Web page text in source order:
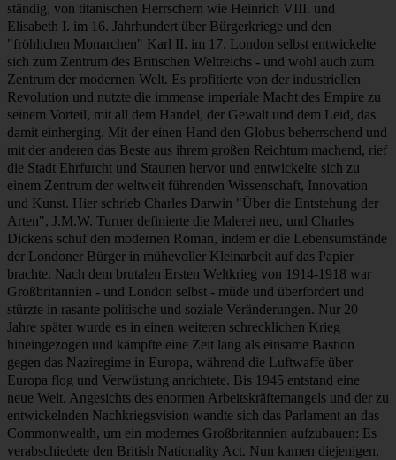
ständig, von titanischen Herrschern wie Heinrich VIII. und
Elisabeth I. im 16. Jahrhundert über Bürgerkriege und den
"fröhlichen Monarchen" Karl II. im 17. London selbst entwickelte
sich zum Zentrum des Britischen Weltreichs - und wohl auch zum
Zentrum der modernen Welt. Es profitierte von der industriellen
Revolution und nutzte die immense imperiale Macht des Empire zu
seinem Vorteil, mit all dem Handel, der Gewalt und dem Leid, das
damit einherging. Mit der einen Hand den Globus beherrschend und
mit der anderen das Beste aus ihrem großen Reichtum machend, rief
die Stadt Ehrfurcht und Staunen hervor und entwickelte sich zu
einem Zentrum der weltweit führenden Wissenschaft, Innovation
und Kunst. Hier schrieb Charles Darwin "Über die Entstehung der
Arten", J.M.W. Turner definierte die Malerei neu, und Charles
Dickens schuf den modernen Roman, indem er die Lebensumstände
der Londoner Bürger in mühevoller Kleinarbeit auf das Papier
brachte. Nach dem brutalen Ersten Weltkrieg von 1914-1918 war
Großbritannien - und London selbst - müde und überfordert und
stürzte in rasante politische und soziale Veränderungen. Nur 20
Jahre später wurde es in einen weiteren schrecklichen Krieg
hineingezogen und kämpfte eine Zeit lang als einsame Bastion
gegen das Naziregime in Europa, während die Luftwaffe über
Europa flog und Verwüstung anrichtete. Bis 1945 entstand eine
neue Welt. Angesichts des enormen Arbeitskräftemangels und der zu
entwickelnden Nachkriegsvision wandte sich das Parlament an das
Commonwealth, um ein modernes Großbritannien aufzubauen: Es
verabschiedete den British Nationality Act. Nun kamen diejenigen,